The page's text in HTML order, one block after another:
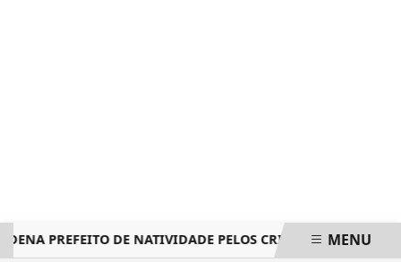
PREFEITO DE NATIVIDADE PELOS CRIMES DEMENU